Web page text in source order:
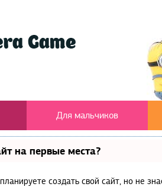
Для мальчиков
на первые места?
создать свой сайт, но не